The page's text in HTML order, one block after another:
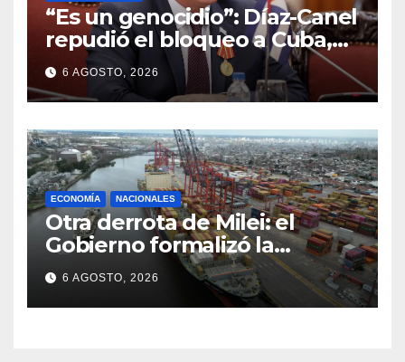
“Es un genocidio”: Díaz-Canel
repudió el bloqueo a Cuba,
apuntó a Trump y reclamó
condenas internacionales
6 AGOSTO, 2026
ECONOMÍA NACIONALES
Otra derrota de Milei: el
Gobierno formalizó la
marcha atrás con la
desregulación del practicaje
6 AGOSTO, 2026